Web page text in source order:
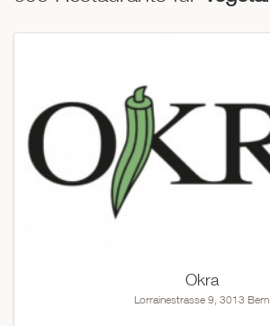
Curry über scharfe, südamerikanische
vegetarischer Rezepte an und sind
geht, fleischlose Mahlzeiten
Okra
Lorrainestrasse 9, 3013 Bern